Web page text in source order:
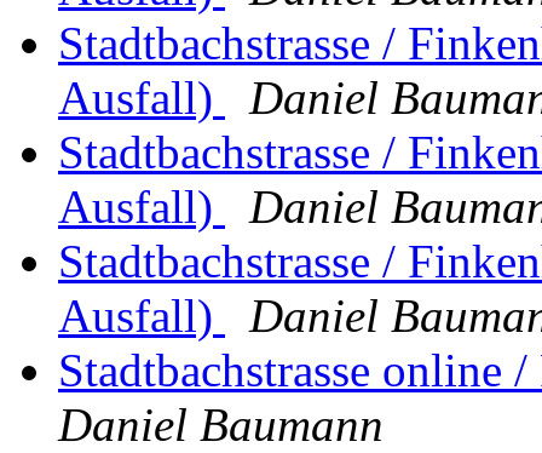
Stadtbachstrasse /
Ausfall)
Daniel
Stadtbachstrasse /
Ausfall)
Daniel
Stadtbachstrasse /
Ausfall)
Daniel
Stadtbachstrasse
Daniel Baumann